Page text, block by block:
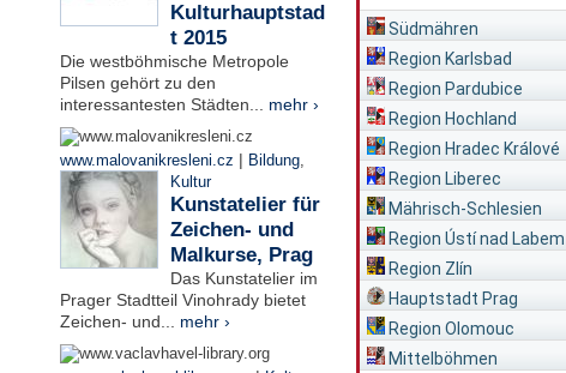
Kulturhauptstad
t 2015
Die westböhmische Metropole
Pilsen gehört zu den
interessantesten Städten... mehr ›
www.malovanikresleni.cz | Bildung,
Kultur
Kunstatelier für
Zeichen- und
Malkurse, Prag
Das Kunstatelier im
Prager Stadtteil Vinohrady bietet
Zeichen- und... mehr ›
Südmähren
Region Karlsbad
Region Pardubice
Region Hochland
Region Hradec Králové
Region Liberec
Mährisch-Schlesien
Region Ústí nad Labem
Region Zlín
Hauptstadt Prag
Region Olomouc
Mittelböhmen